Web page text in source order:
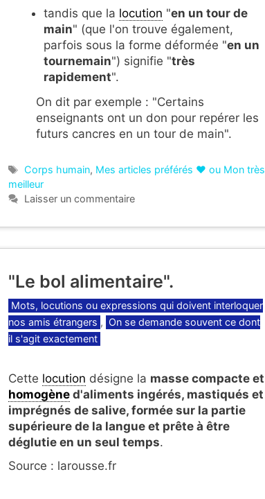
tandis que la locution "en un tour de
main" (que l'on trouve également,
parfois sous la forme déformée "en un
tournemain") signifie "très
rapidement".
On dit par exemple : "Certains
enseignants ont un don pour repérer les
futurs cancres en un tour de main".
Étiquettes
Corps humain, Mes articles préférés ❤ ou Mon très
meilleur
Laisser un commentaire
"Le bol alimentaire".
Catégories
Mots, locutions ou expressions qui doivent interloquer
nos amis étrangers , On se demande souvent ce dont
il s'agit exactement
Cette locution désigne la masse compacte et
homogène d'aliments ingérés, mastiqués et
imprégnés de salive, formée sur la partie
supérieure de la langue et prête à être
déglutie en un seul temps.
Source : larousse.fr